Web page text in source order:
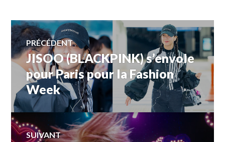
Navigation
de
l’article
PRÉCÉDENT
Article
précédent :
JISOO (BLACKPINK) s’envole
pour Paris pour la Fashion
Week
SUIVANT